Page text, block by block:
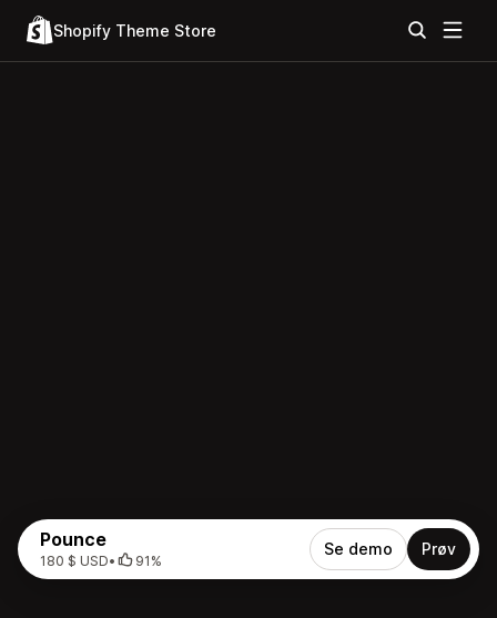
Shopify Theme Store
Pounce
180 $ USD• 91%
Se demo Prøv